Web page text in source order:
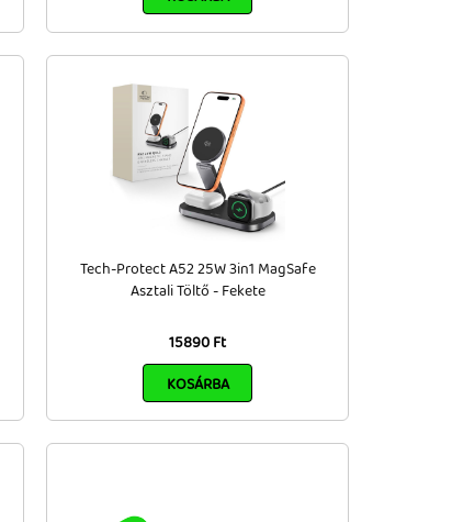
Tech-Protect A52 25W 3in1 MagSafe
Asztali Töltő - Fekete
15890 Ft
KOSÁRBA